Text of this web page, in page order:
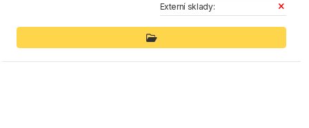
Externí sklady: